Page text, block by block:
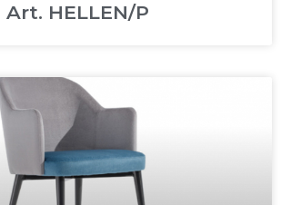
Art. HELLEN/P